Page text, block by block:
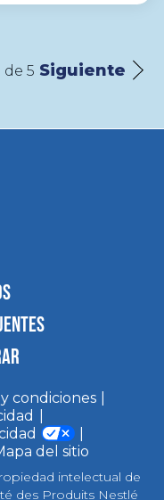
de 5 Siguiente
condiciones
del sitio
intelectual de
des Produits Nestlé